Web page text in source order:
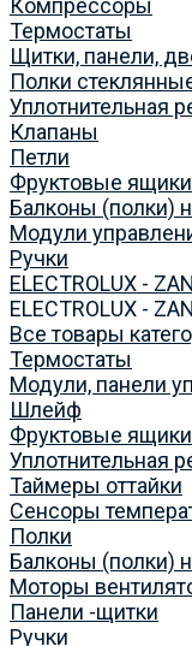
Компрессоры
Термостаты
Щитки, панели,
Полки
Уплотнительная
Клапаны
Петли
Фруктовые
Балконы (полки)
Модули
Ручки
ELECTROLUX -
ELECTROLUX -
Все товары
Термостаты
Модули, панели
Шлейф
Фруктовые
Уплотнительная
Таймеры оттайки
Сенсоры
Полки
Балконы (полки)
Моторы
Панели -щитки
Ручки